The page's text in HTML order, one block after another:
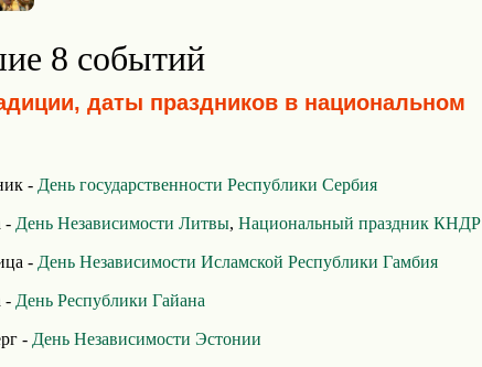
8 событий
даты праздников в национальном
- День государственности Республики Сербия
- День Независимости Литвы, Национальный праздник КНДР
- День Независимости Исламской Республики Гамбия
- День Республики Гайана
- День Независимости Эстонии